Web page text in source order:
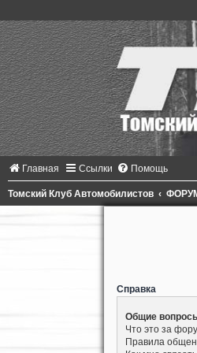
Главная Ссылки Помощь
Томский Клуб Автомобилистов
Справка
Общие
Что это за
Правила